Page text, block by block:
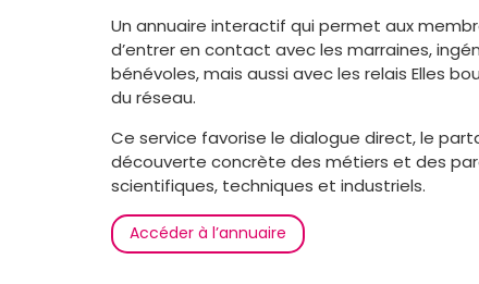
Un annuaire interactif qui permet aux
d’entrer en contact avec les marraines,
bénévoles, mais aussi avec les relais Elles
du réseau.
Ce service favorise le dialogue direct, le
découverte concrète des métiers et des
scientifiques, techniques et industriels.
Accéder à l’annuaire